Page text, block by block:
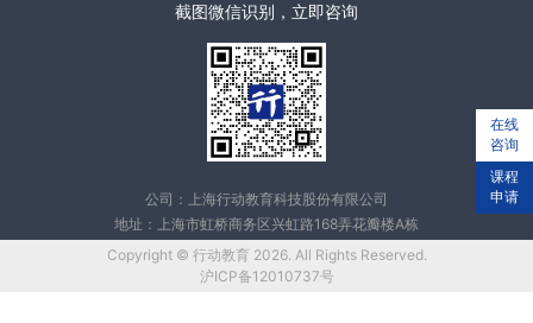
截图微信识别，立即咨询
公司：上海行动教育科技股份有限公司
地址：上海市虹桥商务区兴虹路168弄花瓣楼A栋
Copyright © 行动教育 2026. All Rights Reserved.
沪ICP备12010737号
在线
咨询
课程
申请